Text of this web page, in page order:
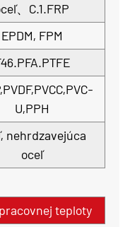
、C.1.FRP
EPDM, FPM
U,PPH
nehrdzavejúca
oceľ
teploty